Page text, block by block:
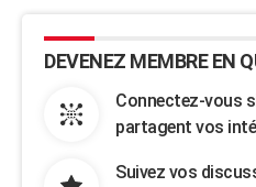
DEVENEZ MEMBRE EN
Connectez-vous
partagent vos
Suivez vos